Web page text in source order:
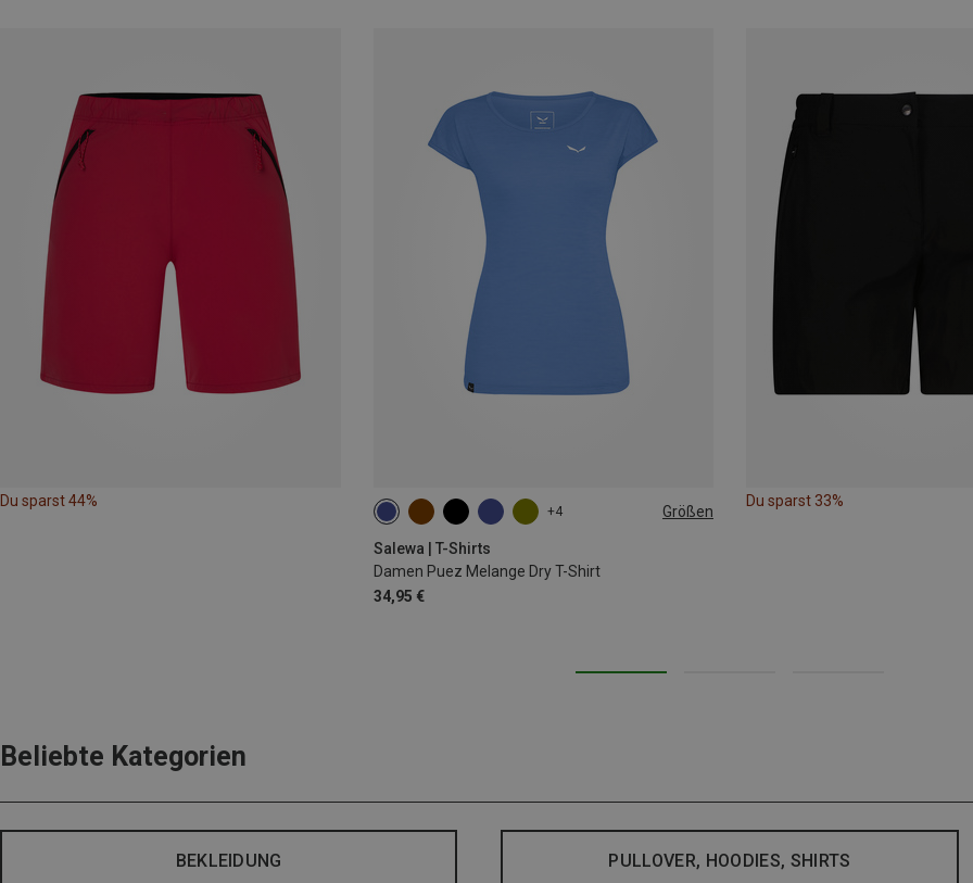
Du sparst 44%
+4 Größen
Salewa | T-Shirts
Damen Puez Melange Dry T-Shirt
34,95 €
XS S M
Du sparst 33%
Beliebte Kategorien
BEKLEIDUNG PULLOVER, HOODIES, SHIRTS